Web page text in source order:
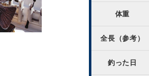
体重
全長（参考）
釣った日